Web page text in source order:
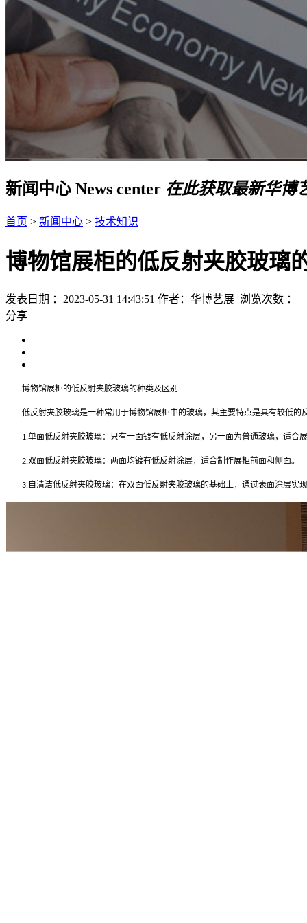
新闻中心 News center 在此获取最新华博
首页 > 新闻中心 > 技术知识
博物馆展柜的低反射夹胶玻璃
发表日期 ：2023-05-31 14:43:51 作者：华博艺展 浏览次数 ：
分享
博物馆展柜的低反射夹胶玻璃的种类及区别
低反射夹胶玻璃是一种常用于博物馆展柜中的玻璃，其主要特点是具有较低的
1.单面低反射夹胶玻璃：只有一面镀有低反射涂层，另一面为普通玻璃，适合
2.双面低反射夹胶玻璃：两面均镀有低反射涂层，适合制作展柜前面和侧面。
3.自清洁低反射夹胶玻璃：在双面低反射夹胶玻璃的基础上，通过表面涂层实